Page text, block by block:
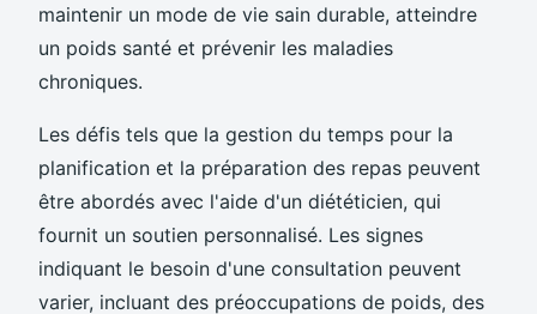
maintenir un mode de vie sain durable, atteindre
un poids santé et prévenir les maladies
chroniques.
Les défis tels que la gestion du temps pour la
planification et la préparation des repas peuvent
être abordés avec l'aide d'un diététicien, qui
fournit un soutien personnalisé. Les signes
indiquant le besoin d'une consultation peuvent
varier, incluant des préoccupations de poids, des